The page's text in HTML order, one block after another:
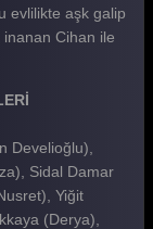
evlilikte aşk galip
inanan Cihan ile
Develioğlu),
Sidal Damar
Yiğit
(Derya),